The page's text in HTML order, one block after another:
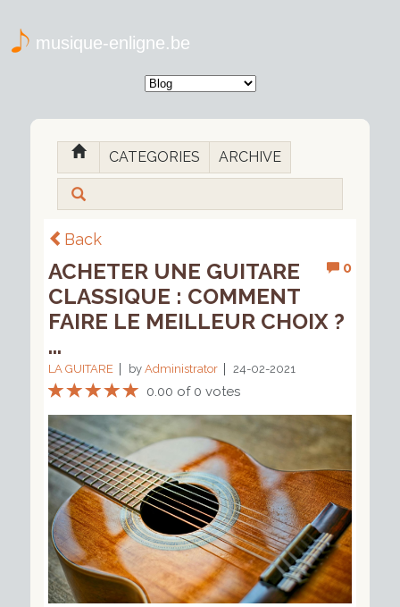
musique-enligne.be
CATEGORIES ARCHIVE
Back
0
ACHETER UNE GUITARE
CLASSIQUE : COMMENT
FAIRE LE MEILLEUR CHOIX ?
...
LA GUITARE by Administrator 24-02-2021
0.00 of 0 votes